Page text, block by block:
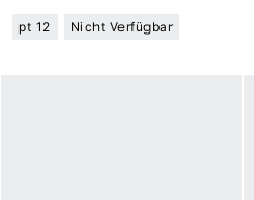
pt 12 Nicht Verfügbar